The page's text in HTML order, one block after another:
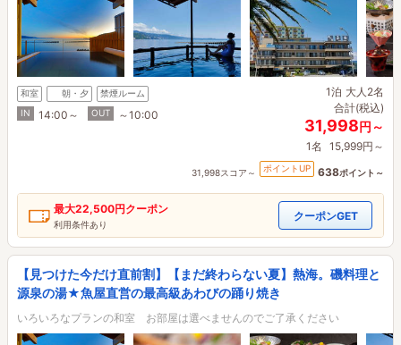
和室 朝・夕
禁煙ルーム
IN
14:00～ OUT ～10:00
1泊 大人2名
合計(税込)
31,998円～
1名 15,999円～
31,998スコア～ ポイントUP 638ポイント～
最大22,500円クーポン
利用条件あり
クーポンGET
【見つけた今だけ直前割】【まだ終わらない夏】熱海。磯料理と
源泉の湯★魚屋直営の最高級あわびの踊り焼き
いろいろなプランの和室 お部屋は選べませんのでご了承ください